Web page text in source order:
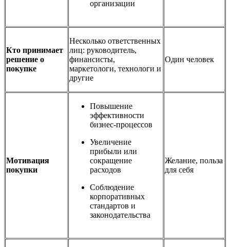
организации
Кто принимает
решение о
покупке
Несколько ответственных
лиц: руководитель,
финансисты,
маркетологи, технологи и
другие
Один человек
Мотивация
покупки
Повышение
эффективности
бизнес-процессов
Увеличение
прибыли или
сокращение
расходов
Соблюдение
корпоративных
стандартов и
законодательства
Желание, польза
для себя